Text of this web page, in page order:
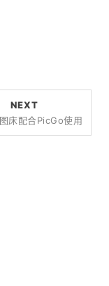
NEXT
床配合PicGo使用